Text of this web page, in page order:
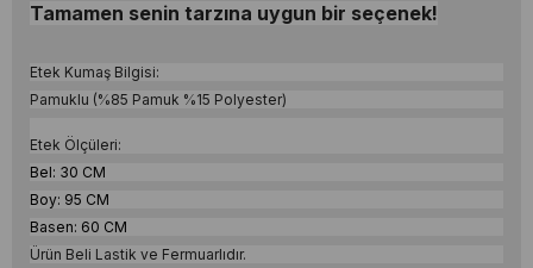
Tamamen senin tarzına uygun bir seçenek!
Etek Kumaş Bilgisi:
Pamuklu (%85 Pamuk %15 Polyester)
Etek Ölçüleri:
Bel: 30 CM
Boy: 95 CM
Basen: 60 CM
Ürün Beli Lastik ve Fermuarlıdır.